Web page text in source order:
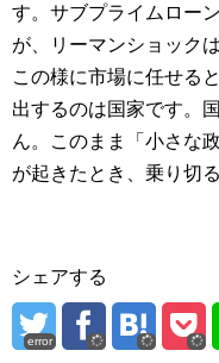
す。サブプライムロー
が、リーマンショック
この様に市場に任せる
出するのは国家です。
ん。このまま「小さな
が起きたとき、乗り切
シェアする
error